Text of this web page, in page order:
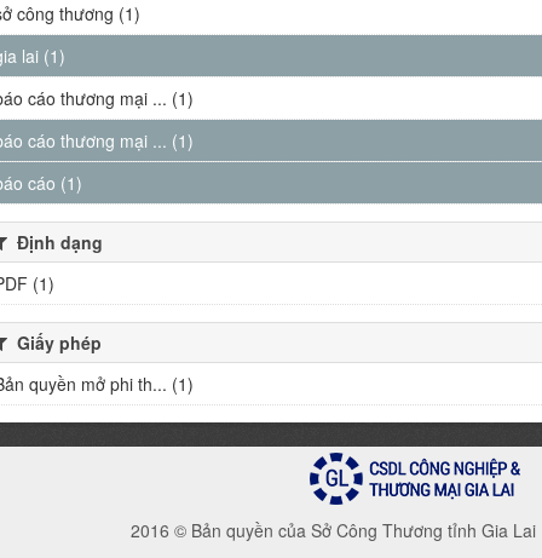
công thương (1)
lai (1)
cáo thương mại ... (1)
cáo thương mại ... (1)
cáo (1)
Định dạng
(1)
Giấy phép
quyền mở phi th... (1)
2016 © Bản quyền của Sở Công Thương tỉnh Gia Lai